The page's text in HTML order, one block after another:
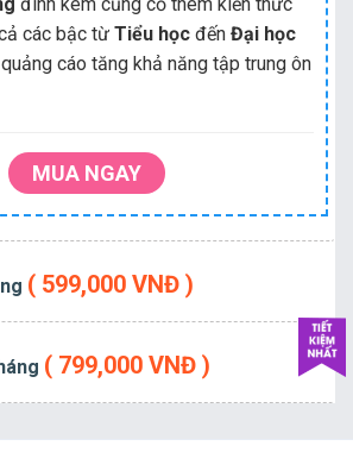
các bậc từ Tiểu học đến Đại học
cáo tăng khả năng tập trung ôn
MUA NGAY
( 599,000 VNĐ )
( 799,000 VNĐ )